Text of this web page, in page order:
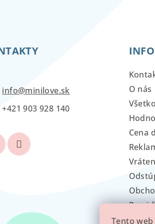
Tento
info@minilove.sk
+421 903 928 140
O nás
Cena
GDPR